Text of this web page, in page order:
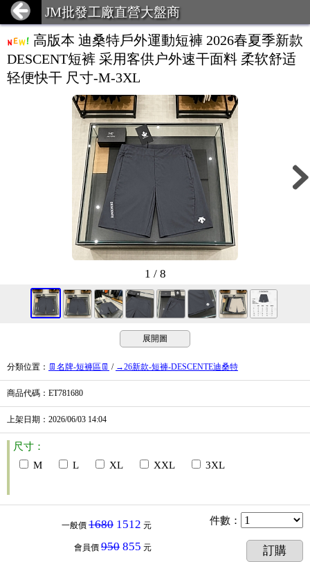
JM批發工廠直營大盤商
高版本 迪桑特戶外運動短褲 2026春夏季新款
DESCENT短裤 采用客供户外速干面料 柔软舒适
轻便快干 尺寸-M-3XL
1 / 8
展開圖
分類位置 ： 👖名牌-短褲區👖 / →26新款-短褲-DESCENTE迪桑特
商品代碼 ：ET781680
上架日期 ：2026/06/03 14:04
尺寸：
M
L XL XXL 3XL
一般價 1680 1512 元
會員價 950 855 元
件數 ：
訂購